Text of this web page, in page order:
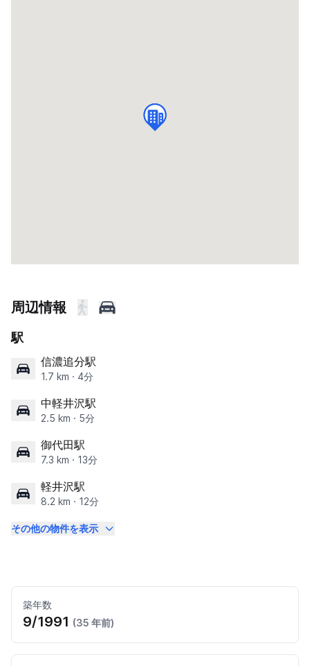
周辺情報
駅
信濃追分駅
1.7 km · 4分
中軽井沢駅
2.5 km · 5分
御代田駅
7.3 km · 13分
軽井沢駅
8.2 km · 12分
その他の物件を表示
築年数
9/1991 (35 年前)